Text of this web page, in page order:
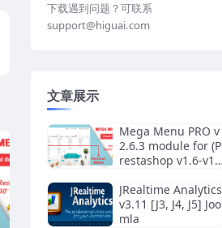
下载遇到问题？可联系
support@higuai.com
文章展示
Mega Menu PRO v
2.6.3 module for (P
restashop v1.6-v1.
o
JRealtime Analytics
v3.11 [J3, J4, J5] Joo
mla